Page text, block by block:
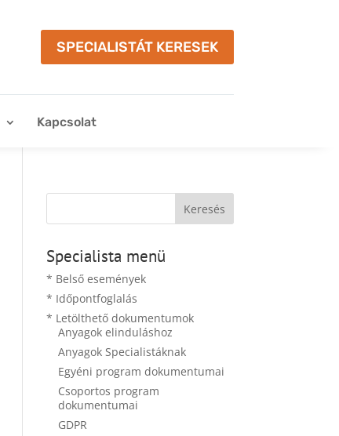
SPECIALISTÁT KERESEK
Kapcsolat
Specialista menü
* Belső események
* Időpontfoglalás
* Letölthető dokumentumok
Anyagok elinduláshoz
Anyagok Specialistáknak
Egyéni program dokumentumai
Csoportos program
dokumentumai
GDPR